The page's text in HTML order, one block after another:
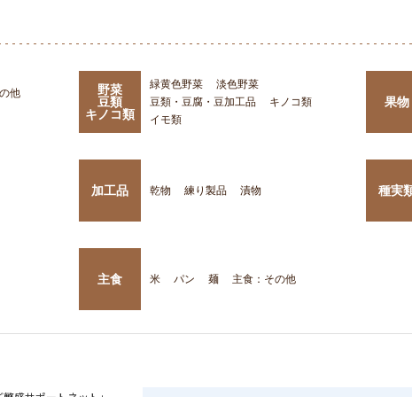
他
野菜
豆類
キノコ類
緑黄色野菜
淡色野菜
豆類・豆腐・豆加工品
キノコ類
イモ類
果物
加工品 乾物 練り製品 漬物 種実
主食 米 パン 麺 主食：その他